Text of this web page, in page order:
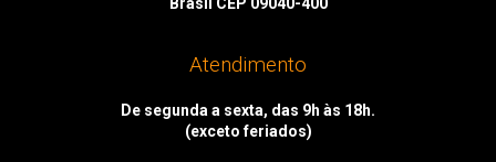
Atendimento
De segunda a sexta, das 9h às 18h.
(exceto feriados)